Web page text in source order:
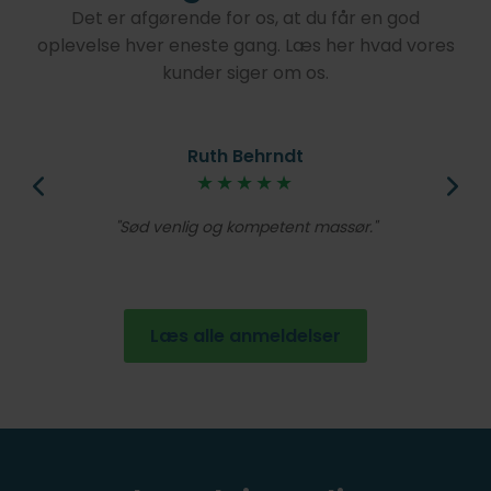
Det er afgørende for os, at du får en god
oplevelse hver eneste gang. Læs her hvad vores
kunder siger om os.
Ruth Behrndt
★★★★★
Sød venlig og kompetent massør.
Læs alle anmeldelser